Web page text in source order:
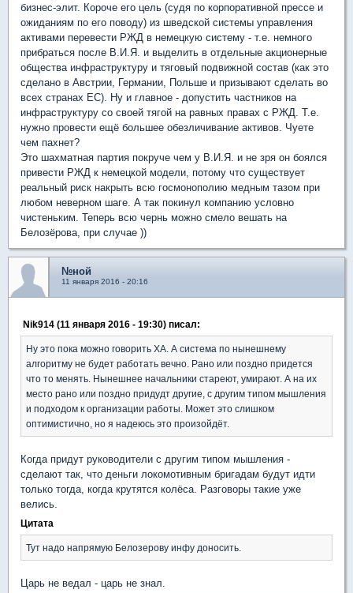
бизнес-элит. Короче его цель (судя по корпоративной прессе и
ожиданиям по его поводу) из шведской системы управления
активами перевести РЖД в немецкую систему - т.е. немного
прибраться после В.И.Я. и выделить в отдельные акционерные
общества инфраструктуру и тяговый подвижной состав (как это
сделано в Австрии, Германии, Польше и призывают сделать во
всех странах ЕС). Ну и главное - допустить частников на
инфраструктуру со своей тягой на равных правах с РЖД. Т.е.
нужно провести ещё большее обезличивание активов. Чуете
чем пахнет?
Это шахматная партия покруче чем у В.И.Я. и не зря он боялся
привести РЖД к немецкой модели, потому что существует
реальный риск накрыть всю госмонополию медным тазом при
любом неверном шаге. А так покинул компанию условно
чистеньким. Теперь всю чернь можно смело вешать на
Белозёрова, при случае ))
№ной
11 января 2016 - 20:16
Nik914 (11 января 2016 - 19:30) писал:
Ну это пока можно говорить ХА. А система по нынешнему
алгоритму не будет работать вечно. Рано или поздно придется
что то менять. Нынешнее начальники стареют, умирают. А на их
место рано или поздно придудт другие, с другим типом мышления
и подходом к организации работы. Может это слишком
оптимистично, но я надеюсь это произойдёт.
Когда придут руководители с другим типом мышления -
сделают так, что деньги локомотивным бригадам будут идти
только тогда, когда крутятся колёса. Разговоры такие уже
велись.
Цитата
Тут надо напрямую Белозерову инфу доносить.
Царь не ведал - царь не знал.